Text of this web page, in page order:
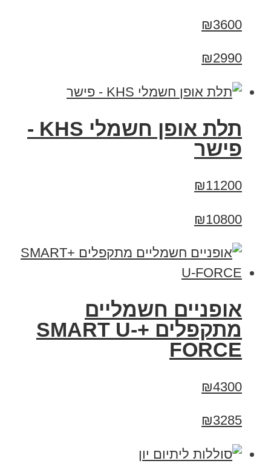
₪3600
₪2990
תלת אופן חשמלי KHS -
פישר
₪11200
₪10800
אופניים חשמליים
מתקפלים +SMART U-
FORCE
₪4300
₪3285